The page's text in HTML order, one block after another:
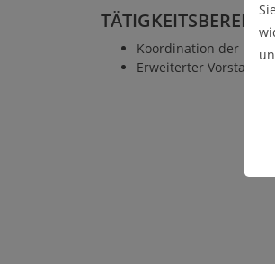
Koordination der
Erweiterter Vorstand